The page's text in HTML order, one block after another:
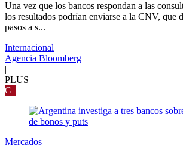
Una vez que los bancos respondan a las
los resultados podrían enviarse a la CNV, que
pasos a s...
Internacional
Agencia Bloomberg
|
PLUS
G
Mercados